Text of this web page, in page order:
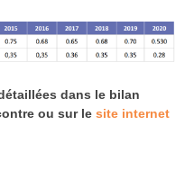
dans le bilan
ou sur le site internet